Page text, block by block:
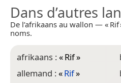
Dans d’autres
De l’afrikaans au wallon — «
noms.
afrikaans :«Rif»
allemand :«Rif»